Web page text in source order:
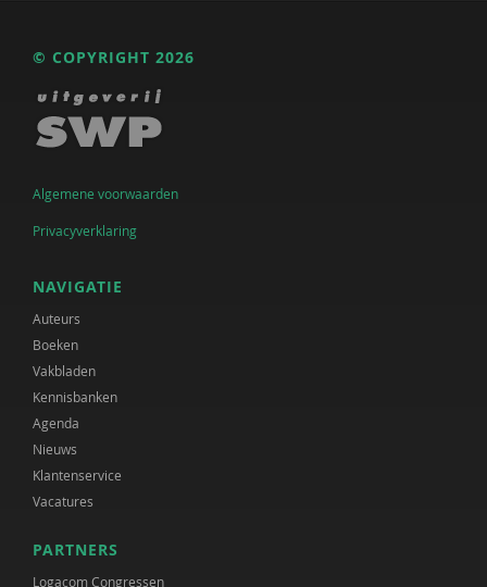
© COPYRIGHT 2026
Algemene voorwaarden
Privacyverklaring
NAVIGATIE
Auteurs
Boeken
Vakbladen
Kennisbanken
Agenda
Nieuws
Klantenservice
Vacatures
PARTNERS
Logacom Congressen